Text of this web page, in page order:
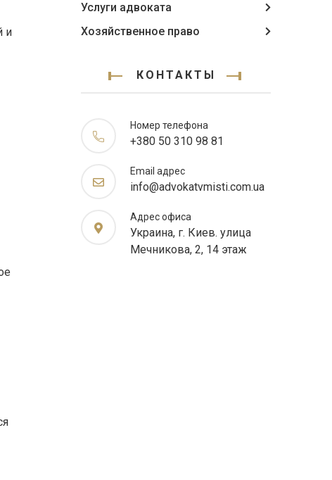
и
Услуги адвоката
Хозяйственное право
КОНТАКТЫ
Номер телефона
+380 50 310 98 81
Email адрес
info@advokatvmisti.com.ua
Адрес офиса
Украина, г. Киев. улица
Мечникова, 2, 14 этаж